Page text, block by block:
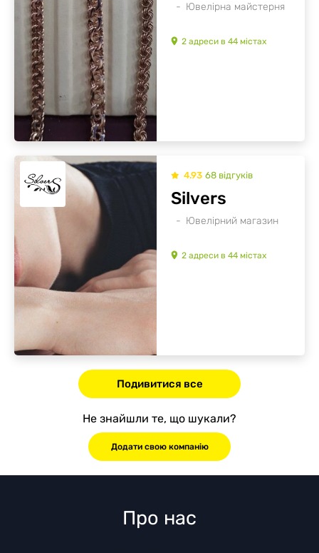
Ювелірна майстерня
2 адреси в 44 містах
4.93 68 відгуків
Ювелірний магазин
Silvers
2 адреси в 44 містах
Подивитися все
Не знайшли те, що шукали?
Додати свою компанію
Про нас